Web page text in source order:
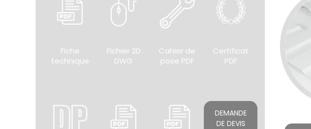
Fiche
technique
Fichier 2D
DWG
Cahier de
pose PDF
Certificat
PDF
DEMANDE
DE DEVIS